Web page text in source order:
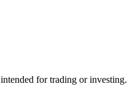
for trading or investing.